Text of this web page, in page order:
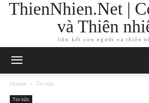
ThienNhien.Net |
và Thiên
liên kết con người và thiên
Home Tin tức
Tin tức